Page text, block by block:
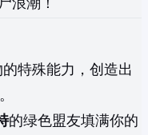
浪潮！
特殊能力，创造出
的绿色盟友填满你的